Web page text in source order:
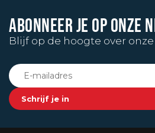
ABONNEER JE OP ONZE
Blijf op de hoogte over
Schrijf je in